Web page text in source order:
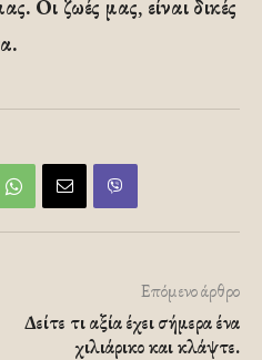
Οι ζωές μας, είναι δικές
Επόμενο άρθρο
Δείτε τι αξία έχει σήμερα ένα
χιλιάρικο και κλάψτε.